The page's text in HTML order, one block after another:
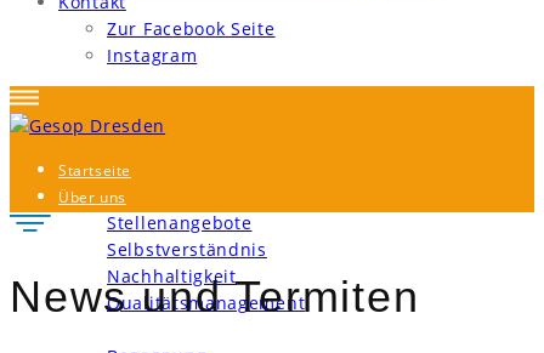
Zur Facebook Seite
Instagram
Startseite
Über uns
Stellenangebote
Selbstverständnis
Nachhaltigkeit
Qualitätsmanagement
News und Termiten